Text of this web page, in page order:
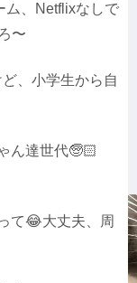
ム、Netflixなしで
〜
、小学生から自
ん達世代🧓🏻
て😂大丈夫、周